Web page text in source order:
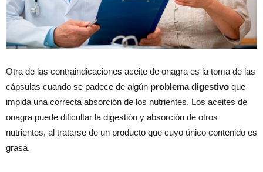
Otra de las contraindicaciones aceite de onagra es la toma de las
cápsulas cuando se padece de algún problema digestivo que
impida una correcta absorción de los nutrientes. Los aceites de
onagra puede dificultar la digestión y absorción de otros
nutrientes, al tratarse de un producto que cuyo único contenido es
grasa.